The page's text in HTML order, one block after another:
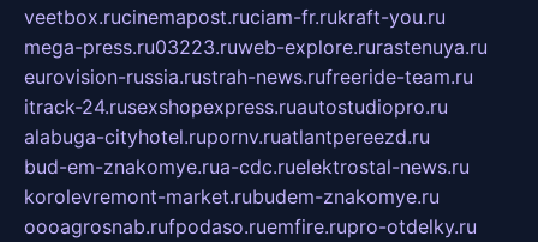
veetbox.rucinemapost.ruciam-fr.rukraft-you.ru
mega-press.ru03223.ruweb-explore.rurastenuya.ru
eurovision-russia.rustrah-news.rufreeride-team.ru
itrack-24.rusexshopexpress.ruautostudiopro.ru
alabuga-cityhotel.rupornv.ruatlantpereezd.ru
bud-em-znakomye.rua-cdc.ruelektrostal-news.ru
korolevremont-market.rubudem-znakomye.ru
oooagrosnab.rufpodaso.ruemfire.rupro-otdelky.ru